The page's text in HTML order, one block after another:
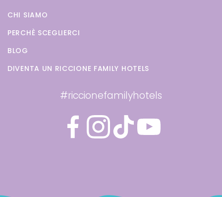
CHI SIAMO
PERCHÈ SCEGLIERCI
BLOG
DIVENTA UN RICCIONE FAMILY HOTELS
#riccionefamilyhotels